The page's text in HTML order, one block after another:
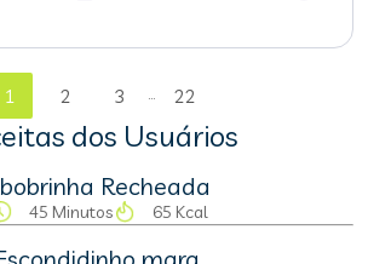
1 2 3 ... 22
dos Usuários
Recheada
45 Minutos 65 Kcal